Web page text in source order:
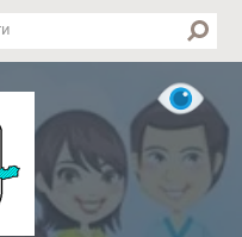
для слабовидящих